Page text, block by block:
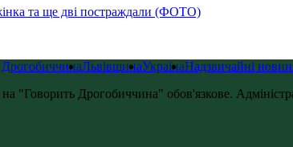
та ще дві постраждали (ФОТО)
ДрогобиччинаЛьвівщинаУкраїнаНадзвичайні
"Говорить Дрогобиччина" обов'язкове.